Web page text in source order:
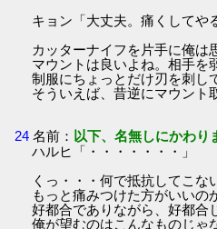
キョン「大丈夫。痛くしてや
カッターナイフを片手に俺は
マウントは良いよね。相手を
制服にちょっとだけ刃を刺し
そういえば、昔逆にマウント
24 名前： 以下、名無しにかわり
ハルヒ「・・・・・・・」
くっ・・・何で抵抗してこな
もっと痛みつけた方がいいの
好都合でありながら、好都合
俺が望むのはこんなものじゃ